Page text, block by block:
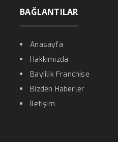
BAĞLANTILAR
Anasayfa
Hakkımızda
Bayiilik Franchise
Bizden Haberler
İletişim